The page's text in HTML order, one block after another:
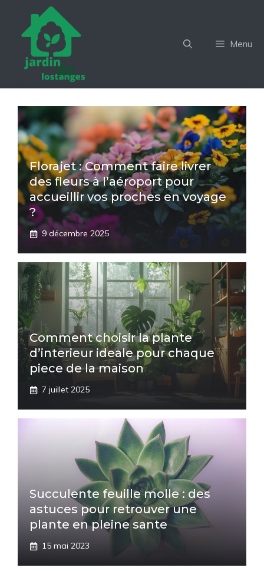
contenu
Menu
Florajet : Comment faire livrer
des fleurs à l’aéroport pour
accueillir vos proches en voyage
?
9 décembre 2025
Comment choisir la plante
d’interieur ideale pour chaque
piece de la maison
7 juillet 2025
Succulente feuille molle : des
astuces pour retrouver une
plante en pleine sante
15 mai 2023